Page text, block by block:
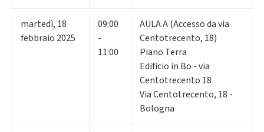
martedì, 18
febbraio 2025
09:00
-
11:00
AULA A (Accesso da via
Centotrecento, 18)
Piano Terra
Edificio in Bo - via
Centotrecento 18
Via Centotrecento, 18 -
Bologna